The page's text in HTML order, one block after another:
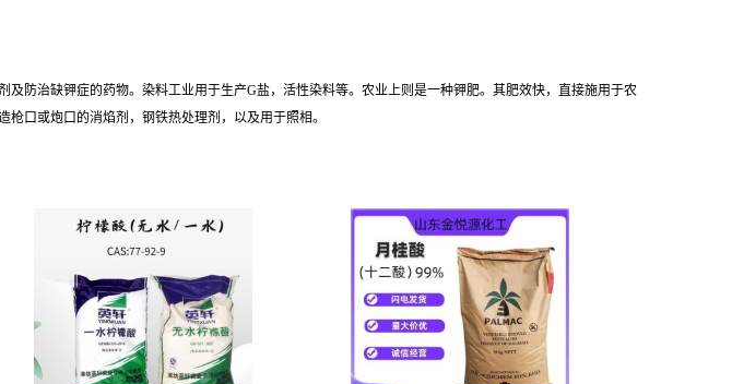
防治缺钾症的药物。染料工业用于生产G盐，活性染料等。农业上则是一种钾肥。其肥效快，直接施用于农
口或炮口的消焰剂，钢铁热处理剂，以及用于照相。